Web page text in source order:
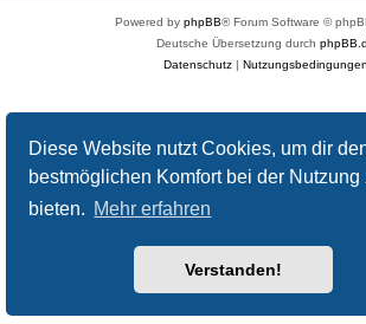
Diese Website nutzt Cookies, um dir
bestmöglichen Komfort bei der Nutzung
bieten. Mehr erfahren
Verstanden!
Powered by phpBB® Forum Software ©
Deutsche Übersetzung durch
Datenschutz| Nutzungsbedingungen